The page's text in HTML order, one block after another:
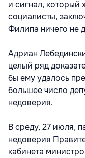
и сигнал, который
социалисты,
Филипа ничего не
Адриан
целый ряд
бы ему удалось
большее число
недоверия.
В среду, 27 июля,
недоверия
кабинета